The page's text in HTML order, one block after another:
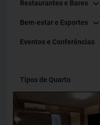
memorável no Pietro
Restaurantes e Bares
Bem-estar e Esportes
Eventos e Conferências
Tipos de Quarto